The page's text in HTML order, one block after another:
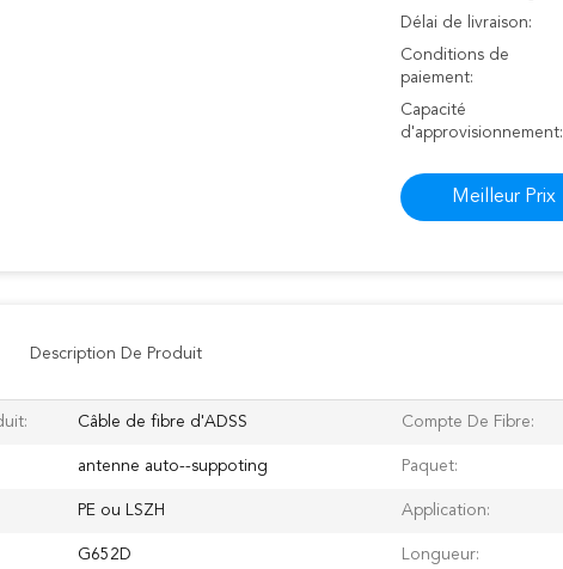
Délai de livraison:
Conditions de
paiement:
Capacité
d'approvisionnement:
Meilleur Prix
Description De Produit
Câble de fibre d'ADSS Compte De Fibre:
antenne auto--suppoting Paquet:
PE ou LSZH Application:
G652D Longueur: